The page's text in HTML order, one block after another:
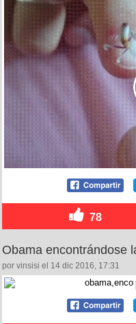
78
Obama encontrándose
por vinsisi el 14 dic 2016, 17:31